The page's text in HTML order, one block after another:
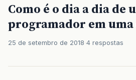
Como é o dia a dia de
programador em uma
25 de setembro de 2018 4 respostas